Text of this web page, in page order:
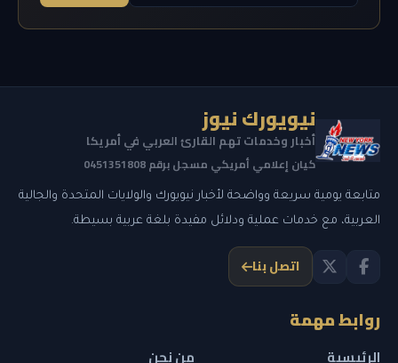
نيويورك نيوز
أخبار وخدمات تهم القارئ العربي في أمريكا
كيان إعلامي أمريكي مسجل برقم 0451351808
متابعة يومية سريعة وواضحة لأخبار نيويورك والولايات المتحدة والجالية
العربية، مع خدمات عملية ودلائل مفيدة بلغة عربية بسيطة.
اتصل بنا
روابط مهمة
الرئيسية من نحن